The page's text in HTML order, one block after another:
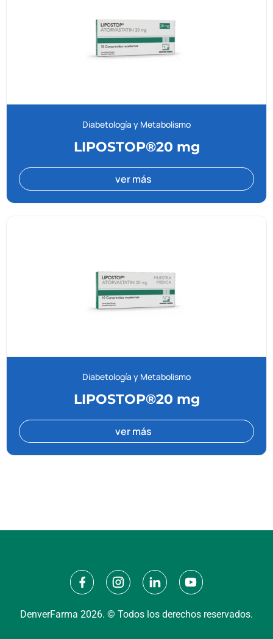
Diabetología y Metabolismo
LIPOSTOP®20 mg
ver más
Diabetología y Metabolismo
LIPOSTOP®20 mg
ver más
DenverFarma 2026. © Todos los derechos reservados.